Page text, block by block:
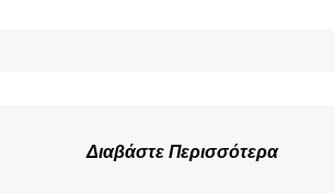
Διαβάστε Περισσότερα